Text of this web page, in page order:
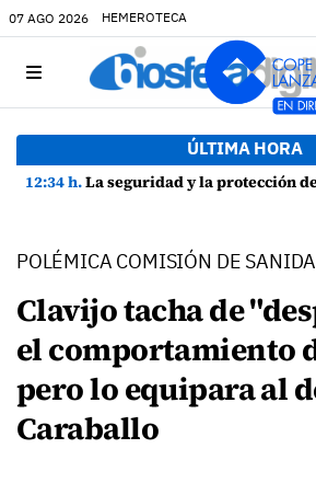
07 AGO 2026 HEMEROTECA
ÚLTIMA HORA
12:34 h.La seguridad y la protección del entorno marcan la planificación
POLÉMICA COMISIÓN DE
Clavijo tacha de
el comportamiento
pero lo equipara al
Caraballo